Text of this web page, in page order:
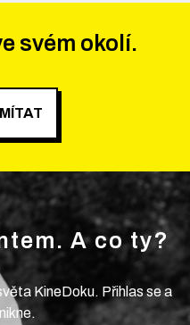
svém okolí.
A co ty?
KineDoku. Přihlas se a